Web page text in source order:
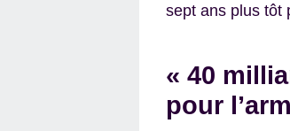
sept ans plus tôt
« 40
pour